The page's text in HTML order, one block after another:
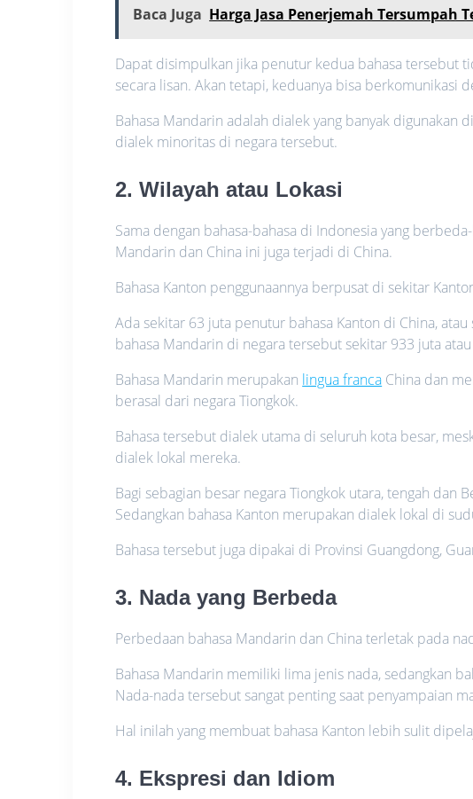
Baca Juga Harga Jasa Penerjemah Tersumpah
Dapat disimpulkan jika penutur kedua bahasa tersebut
secara lisan. Akan tetapi, keduanya bisa berkomunikasi
Bahasa Mandarin adalah dialek yang banyak digunakan
dialek minoritas di negara tersebut.
2. Wilayah atau Lokasi
Sama dengan bahasa-bahasa di Indonesia yang
Mandarin dan China ini juga terjadi di China.
Bahasa Kanton penggunaannya berpusat di sekitar
Ada sekitar 63 juta penutur bahasa Kanton di China,
bahasa Mandarin di negara tersebut sekitar 933 juta
Bahasa Mandarin merupakan lingua franca China dan
berasal dari negara Tiongkok.
Bahasa tersebut dialek utama di seluruh kota besar,
dialek lokal mereka.
Bagi sebagian besar negara Tiongkok utara, tengah dan
Sedangkan bahasa Kanton merupakan dialek lokal di
Bahasa tersebut juga dipakai di Provinsi Guangdong,
3. Nada yang Berbeda
Perbedaan bahasa Mandarin dan China terletak pada
Bahasa Mandarin memiliki lima jenis nada, sedangkan
Nada-nada tersebut sangat penting saat penyampaian
Hal inilah yang membuat bahasa Kanton lebih sulit
4. Ekspresi dan Idiom